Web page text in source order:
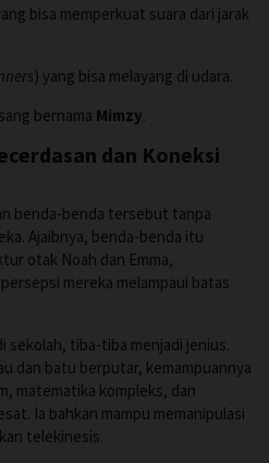
bisa memperkuat suara dari jarak
) yang bisa melayang di udara.
bernama Mimzy.
dan Koneksi
benda-benda tersebut tanpa
Ajaibnya, benda-benda itu
otak Noah dan Emma,
mereka melampaui batas
sekolah, tiba-tiba menjadi jenius.
dan batu berputar, kemampuannya
matematika kompleks, dan
Ia bahkan mampu memanipulasi
telekinesis.